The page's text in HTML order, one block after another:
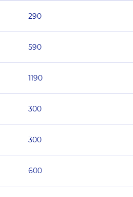
290
590
1190
300
300
600